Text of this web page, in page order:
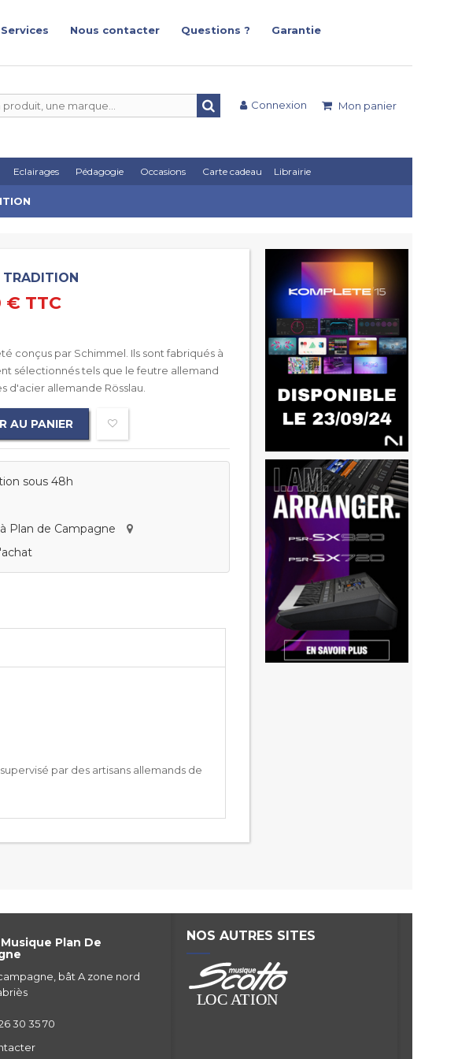
Services Nous contacter Questions ?
Garantie
Mon panier
Connexion
Eclairages Pédagogie Occasions Carte cadeau Librairie
TRADITION
€ TTC
conçus par Schimmel. Ils sont fabriqués à
sélectionnés tels que le feutre allemand
d'acier allemande Rösslau.
AU PANIER
sous 48h
Plan de Campagne
par des artisans allemands de
Plan De
bât A zone nord
30 35 70
NOS AUTRES SITES